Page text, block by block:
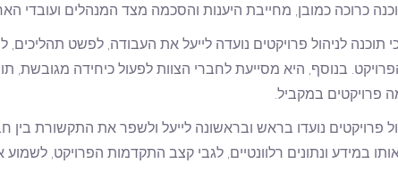
כרוכה כמובן, מחייבת היענות והסכמה מצד המנהלים ועובדי
תוכנה לניהול פרויקטים נועדה לייעל את העבודה, לפשט
בנוסף, היא מסייעת לחברי הצוות לפעול כיחידה
פרויקטים במקביל.
פרויקטים נועדו בראש ובראשונה לייעל ולשפר את התקשורת
במידע ונתונים רלוונטיים, לגבי קצב התקדמות הפרויקט,